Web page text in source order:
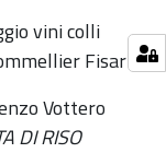
vini colli
Fisar
Vottero
DI RISO